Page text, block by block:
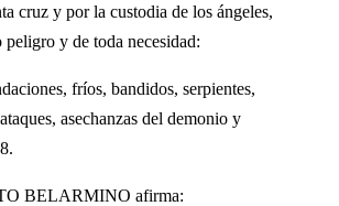
cruz y por la custodia de los ángeles,
y de toda necesidad:
fríos, bandidos, serpientes,
asechanzas del demonio y
BELARMINO afirma: